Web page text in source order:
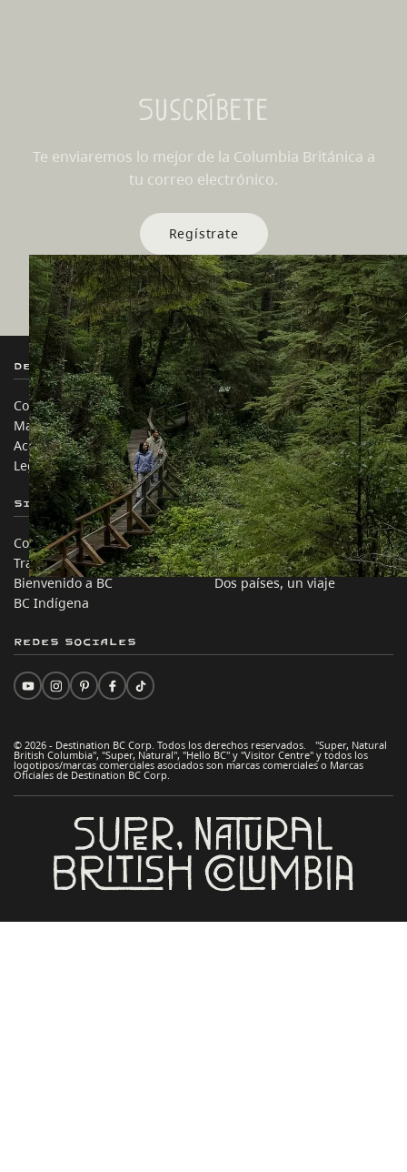
Suscríbete
Te enviaremos lo mejor de la Columbia Británica a
tu correo electrónico.
Regístrate
Destination BC
Contáctanos
Mapa del sitio
Acerca de
Legal y Políticas
Nuestros Sitios
Industria de Viajes
Medios
Corporativo
简体中文 – China
Sitios de Socios
Comercio e Inversión BC
Trabaja en BC
Bienvenido a BC
BC Indígena
En este sitio
Ideas de viaje
Consejos Prácticos
Dos países, un viaje
© 2026 - Destination BC Corp. Todos los derechos reservados. "Super, Natural
British Columbia", "Super, Natural", "Hello BC" y "Visitor Centre" y todos los
logotipos/marcas comerciales asociados son marcas comerciales o Marcas
Oficiales de Destination BC Corp.
Redes sociales